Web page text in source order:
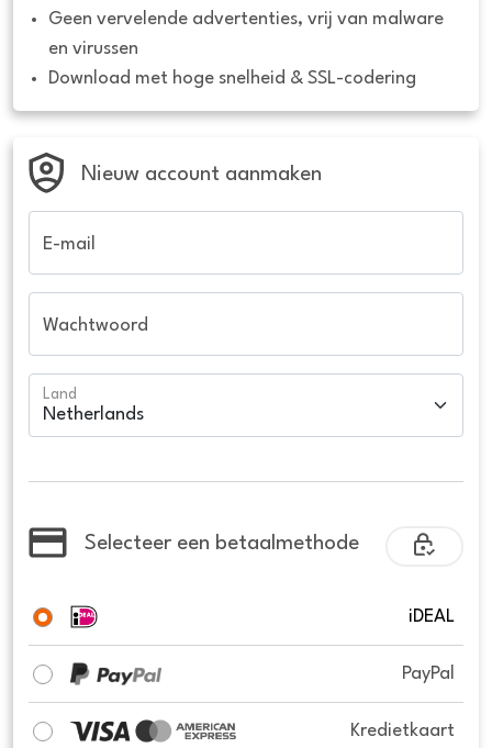
Geen vervelende advertenties, vrij van malware
en virussen
Download met hoge snelheid & SSL-codering
Nieuw account aanmaken
E-mail
Wachtwoord
Land
Selecteer een betaalmethode
iDEAL
PayPal
Kredietkaart